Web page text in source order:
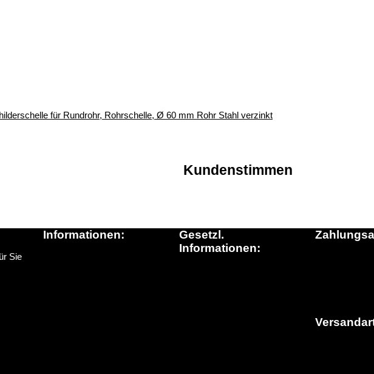
für Rundrohr, Rohrschelle, Ø 60 mm Rohr Stahl verzinkt
Kundenstimmen
Sie
Informationen:
Gesetzl.
Informationen: